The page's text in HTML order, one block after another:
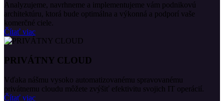
Analyzujeme, navrhneme a implementujeme vám podnikovú
architektúru, ktorá bude optimálna a výkonná a podporí vaše
komerčné ciele.
Čítať viac
PRIVÁTNY CLOUD
Vďaka nášmu vysoko automatizovanému spravovanému
privátnemu cloudu môžete zvýšiť efektivitu svojich IT operácií.
Čítať viac